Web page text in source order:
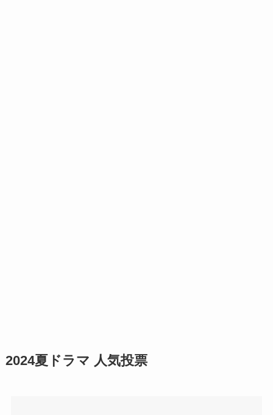
2024夏ドラマ 人気投票